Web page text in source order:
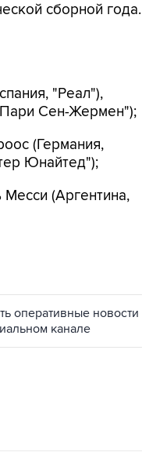
сборной года.
"Реал"),
Сен-Жермен");
(Германия,
Юнайтед");
(Аргентина,
оперативные новости
канале